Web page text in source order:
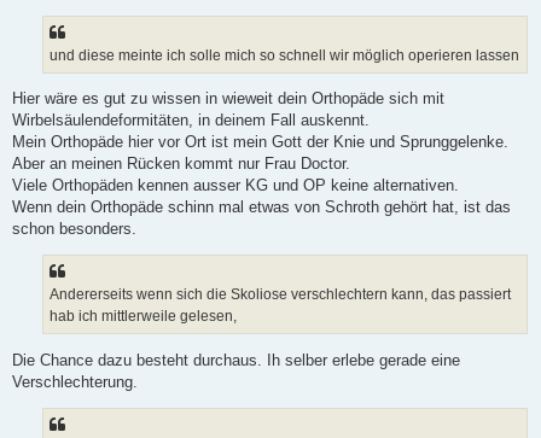
und diese meinte ich solle mich so schnell wir möglich operieren lassen
Hier wäre es gut zu wissen in wieweit dein Orthopäde sich mit
Wirbelsäulendeformitäten, in deinem Fall auskennt.
Mein Orthopäde hier vor Ort ist mein Gott der Knie und Sprunggelenke.
Aber an meinen Rücken kommt nur Frau Doctor.
Viele Orthopäden kennen ausser KG und OP keine alternativen.
Wenn dein Orthopäde schinn mal etwas von Schroth gehört hat, ist das
schon besonders.
Andererseits wenn sich die Skoliose verschlechtern kann, das passiert
hab ich mittlerweile gelesen,
Die Chance dazu besteht durchaus. Ih selber erlebe gerade eine
Verschlechterung.